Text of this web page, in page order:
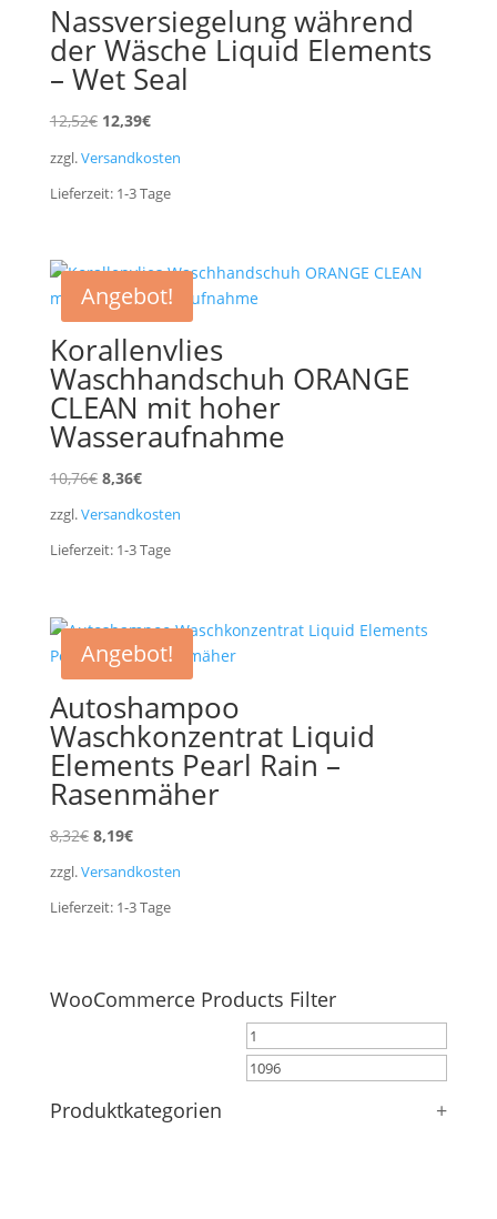
Nassversiegelung während
der Wäsche Liquid Elements
– Wet Seal
12,52€ Ursprünglicher
12,52€
12,39€Aktueller
12,39€.
zzgl.Versandkosten
Lieferzeit: 1-3Tage
Angebot!
Korallenvlies
Waschhandschuh ORANGE
CLEAN mit hoher
Wasseraufnahme
10,76€ Ursprünglicher
10,76€
8,36€Aktueller
8,36€.
zzgl.Versandkosten
Lieferzeit: 1-3Tage
Angebot!
Autoshampoo
Waschkonzentrat Liquid
Elements Pearl Rain –
Rasenmäher
8,32€ Ursprünglicher
8,32€
8,19€Aktueller
8,19€.
zzgl.Versandkosten
Lieferzeit: 1-3Tage
WooCommerce Products Filter
Produktkategorien +